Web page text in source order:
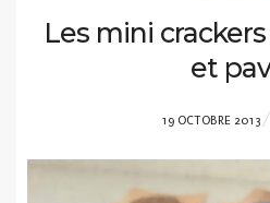
Les mini
et
POSTED
19 OCTOBRE 2013